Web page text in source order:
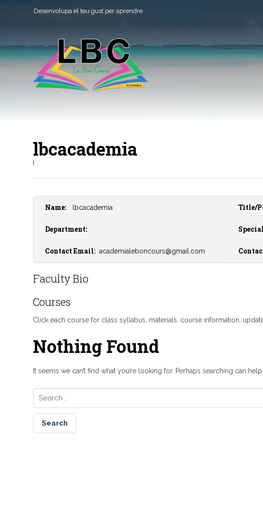
Desenvolupa el teu gust per aprendre
lbcacademia
Name: lbcacademia Title/
Department:
Contact Email: academialeboncours@gmail.com
Faculty Bio
Courses
Click each course for class syllabus, materials, course information,
Nothing Found
It seems we can’t find what you’re looking for. Perhaps searching can help.